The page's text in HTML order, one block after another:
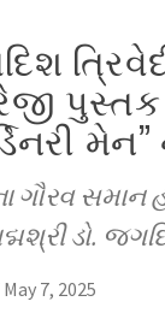
પુસ્તક
મેન”
ગૌરવ
ડો.
May 7, 2025